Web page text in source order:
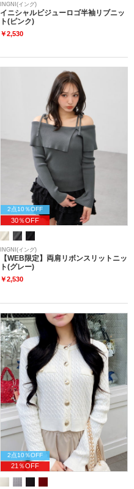
INGNI(イング)
イニシャルビジューロゴ半袖リブニッ
ト(ピンク)
￥2,530
2点10％OFF
30％OFF
INGNI(イング)
【WEB限定】両肩リボンスリットニッ
ト(グレー)
￥2,530
2点10％OFF
21％OFF